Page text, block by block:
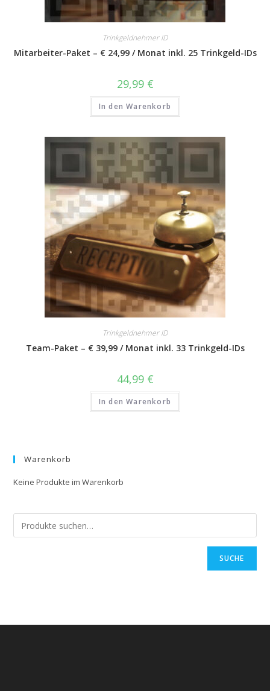
Trinkgeldnehmer ID
Mitarbeiter-Paket – € 24,99 / Monat inkl. 25 Trinkgeld-IDs
29,99 €
In den Warenkorb
Trinkgeldnehmer ID
Team-Paket – € 39,99 / Monat inkl. 33 Trinkgeld-IDs
44,99 €
In den Warenkorb
Warenkorb
Keine Produkte im Warenkorb
SUCHE